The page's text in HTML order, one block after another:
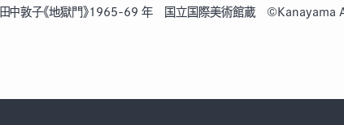
田中敦子《地獄門》1965-69 年 国立国際美術館蔵